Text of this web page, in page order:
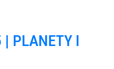
| PLANETY I